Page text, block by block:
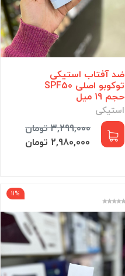
ضد آفتاب استیکی
توکوبو اصلی SPF50
حجم 19 میل
استیکی
3,299,000 تومان
2,980,000 تومان
11%